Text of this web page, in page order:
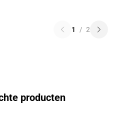
1 / 2
producten